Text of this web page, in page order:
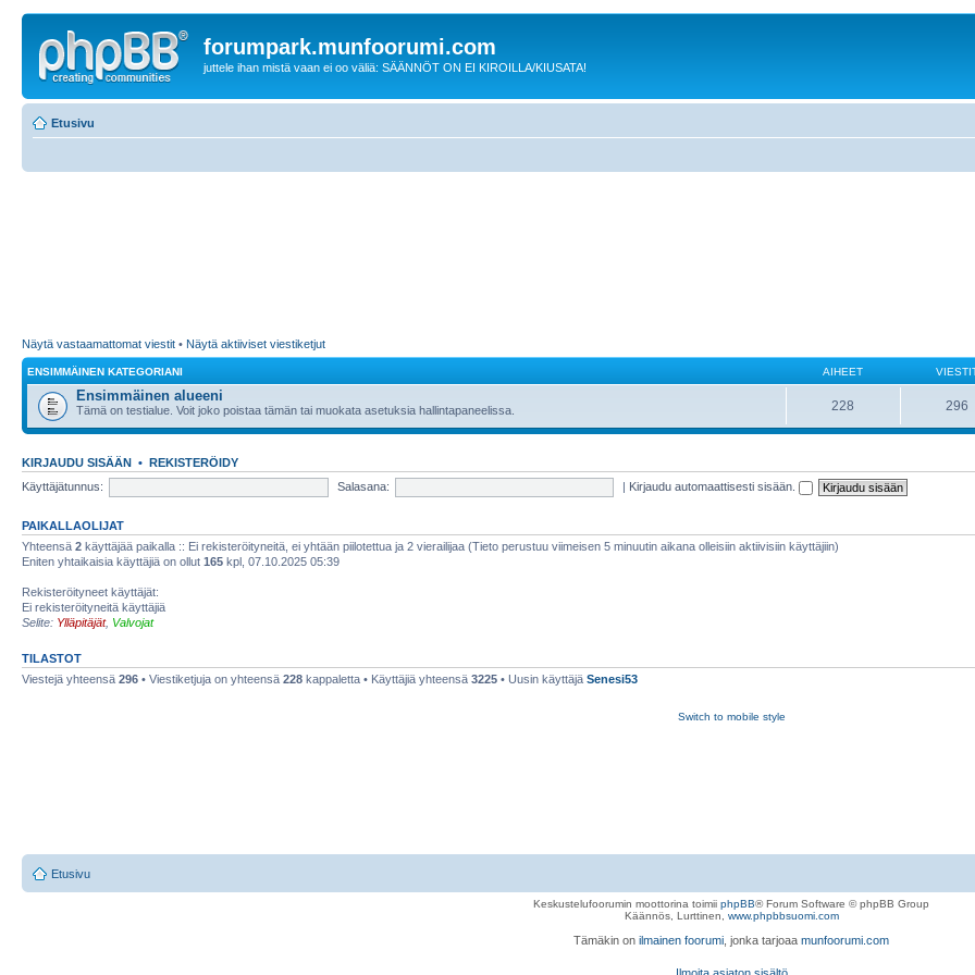
forumpark.munfoorumi.com
juttele ihan mistä vaan ei oo väliä: SÄÄNNÖT ON EI KIROILLA/KIUSATA!
Etusivu
Näytä vastaamattomat viestit • Näytä aktiiviset viestiketjut
ENSIMMÄINEN KATEGORIANI AIHEET
Ensimmäinen alueeni
Tämä on testialue. Voit joko poistaa tämän tai muokata asetuksia hallintapaneelissa. 228 296
KIRJAUDU SISÄÄN • REKISTERÖIDY
Käyttäjätunnus:
Salasana: | Kirjaudu automaattisesti sisään.
PAIKALLAOLIJAT
Yhteensä 2 käyttäjää paikalla :: Ei rekisteröityneitä, ei yhtään piilotettua ja 2 vierailijaa (Tieto perustuu viimeisen 5 minuutin aikana olleisiin aktiivisiin käyttäjiin)
Eniten yhtaikaisia käyttäjiä on ollut 165 kpl, 07.10.2025 05:39
Rekisteröityneet käyttäjät:
Ei rekisteröityneitä käyttäjiä
Selite: Ylläpitäjät, Valvojat
TILASTOT
Viestejä yhteensä 296 • Viestiketjuja on yhteensä 228 kappaletta • Käyttäjiä yhteensä 3225 • Uusin käyttäjä Senesi53
Switch to mobile style
Etusivu
Keskustelufoorumin moottorina toimii phpBB® Forum Software © phpBB Group
Käännös, Lurttinen, www.phpbbsuomi.com
Tämäkin on ilmainen foorumi , jonka tarjoaa munfoorumi.com